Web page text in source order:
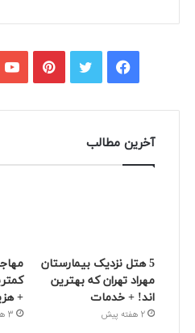
فیسبوکتوییتر
آخرین مطالب
5 هتل نزدیک بیمارستان
مهراد تهران که بهترین‌
اند! + خدمات
2 هفته پیش
+
3 هفته پیش